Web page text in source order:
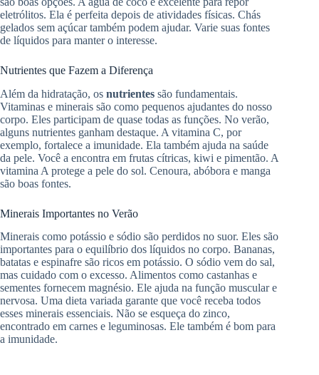
eletrólitos. Ela é perfeita depois de atividades físicas. Chás
gelados sem açúcar também podem ajudar. Varie suas fontes
de líquidos para manter o interesse.
Nutrientes que Fazem a Diferença
Além da hidratação, os nutrientes são fundamentais.
Vitaminas e minerais são como pequenos ajudantes do nosso
corpo. Eles participam de quase todas as funções. No verão,
alguns nutrientes ganham destaque. A vitamina C, por
exemplo, fortalece a imunidade. Ela também ajuda na saúde
da pele. Você a encontra em frutas cítricas, kiwi e pimentão. A
vitamina A protege a pele do sol. Cenoura, abóbora e manga
são boas fontes.
Minerais Importantes no Verão
Minerais como potássio e sódio são perdidos no suor. Eles são
importantes para o equilíbrio dos líquidos no corpo. Bananas,
batatas e espinafre são ricos em potássio. O sódio vem do sal,
mas cuidado com o excesso. Alimentos como castanhas e
sementes fornecem magnésio. Ele ajuda na função muscular e
nervosa. Uma dieta variada garante que você receba todos
esses minerais essenciais. Não se esqueça do zinco,
encontrado em carnes e leguminosas. Ele também é bom para
a imunidade.